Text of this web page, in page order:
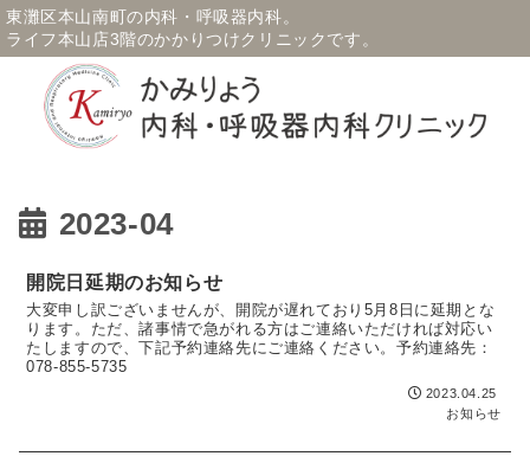
東灘区本山南町の内科・呼吸器内科。
ライフ本山店3階のかかりつけクリニックです。
2023-04
開院日延期のお知らせ
大変申し訳ございませんが、開院が遅れており5月8日に延期とな
ります。ただ、諸事情で急がれる方はご連絡いただければ対応い
たしますので、下記予約連絡先にご連絡ください。予約連絡先：
078-855-5735
2023.04.25
お知らせ